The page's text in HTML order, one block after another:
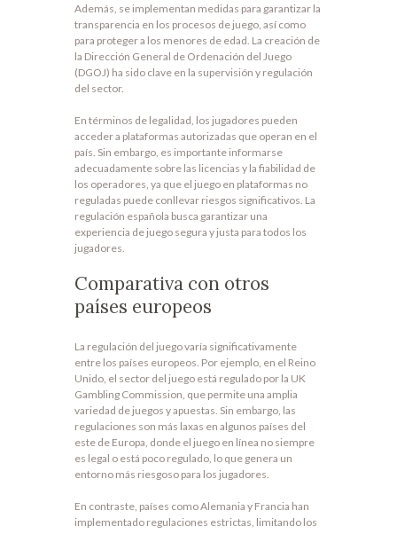
Además, se implementan medidas para garantizar la
transparencia en los procesos de juego, así como
para proteger a los menores de edad. La creación de
la Dirección General de Ordenación del Juego
(DGOJ) ha sido clave en la supervisión y regulación
del sector.
En términos de legalidad, los jugadores pueden
acceder a plataformas autorizadas que operan en el
país. Sin embargo, es importante informarse
adecuadamente sobre las licencias y la fiabilidad de
los operadores, ya que el juego en plataformas no
reguladas puede conllevar riesgos significativos. La
regulación española busca garantizar una
experiencia de juego segura y justa para todos los
jugadores.
Comparativa con otros
países europeos
La regulación del juego varía significativamente
entre los países europeos. Por ejemplo, en el Reino
Unido, el sector del juego está regulado por la UK
Gambling Commission, que permite una amplia
variedad de juegos y apuestas. Sin embargo, las
regulaciones son más laxas en algunos países del
este de Europa, donde el juego en línea no siempre
es legal o está poco regulado, lo que genera un
entorno más riesgoso para los jugadores.
En contraste, países como Alemania y Francia han
implementado regulaciones estrictas, limitando los